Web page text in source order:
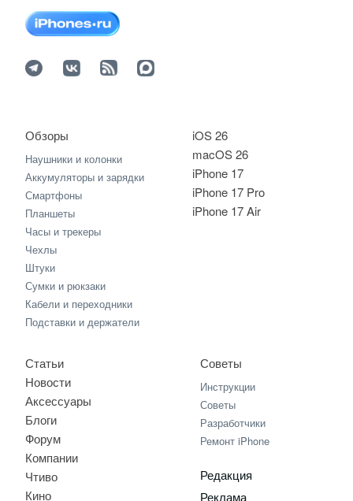
iOS 26
macOS 26
iPhone 17
iPhone 17 Pro
iPhone 17 Air
Обзоры
Наушники и колонки
Аккумуляторы и зарядки
Смартфоны
Планшеты
Часы и трекеры
Чехлы
Штуки
Сумки и рюкзаки
Кабели и переходники
Подставки и держатели
Статьи
Новости
Аксессуары
Блоги
Форум
Компании
Чтиво
Кино
Советы
Инструкции
Советы
Разработчики
Ремонт iPhone
Редакция
Реклама